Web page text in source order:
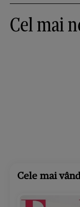
Cel mai
Cele mai